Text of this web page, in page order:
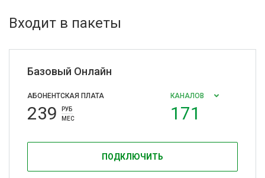
Входит в пакеты
Базовый Онлайн
АБОНЕНТСКАЯ ПЛАТА
239
РУБ
МЕС
КАНАЛОВ
171
ПОДКЛЮЧИТЬ